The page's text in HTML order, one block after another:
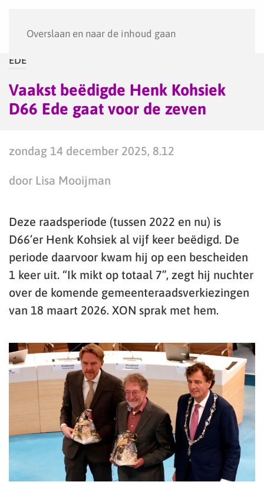
Overslaan en naar de inhoud gaan
EDE
Vaakst beëdigde Henk Kohsiek
D66 Ede gaat voor de zeven
zondag 14 december 2025, 8.12
door Lisa Mooijman
Deze raadsperiode (tussen 2022 en nu) is
D66’er Henk Kohsiek al vijf keer beëdigd. De
periode daarvoor kwam hij op een bescheiden
1 keer uit. “Ik mikt op totaal 7”, zegt hij nuchter
over de komende gemeenteraadsverkiezingen
van 18 maart 2026. XON sprak met hem.